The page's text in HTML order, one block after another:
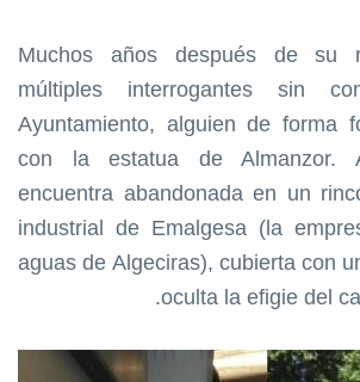
Muchos años después de su
múltiples interrogantes sin
Ayuntamiento, alguien de forma
con la estatua de Almanzor.
encuentra abandonada en un
industrial de Emalgesa (la
aguas de Algeciras), cubierta con
oculta la efigie del